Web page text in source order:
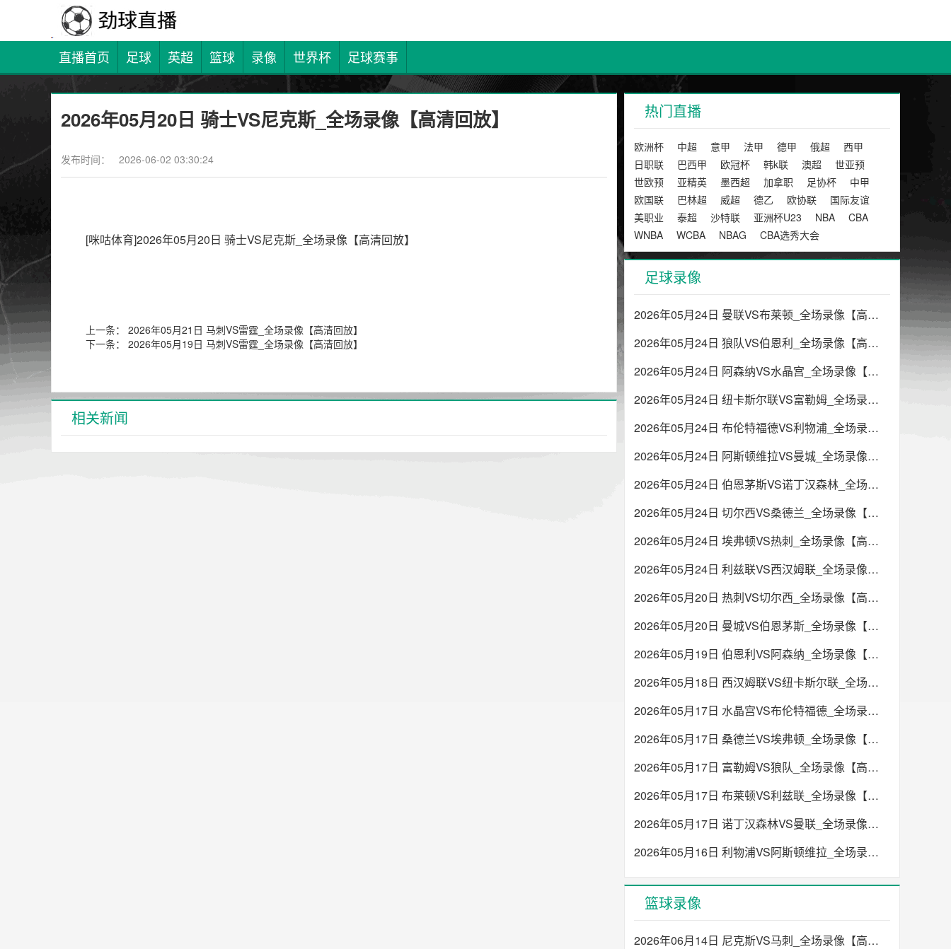
直播首页 足球 英超 篮球 录像 世界杯 足球赛事
2026年05月20日 骑士VS尼克斯_全场录像【高清回放】
发布时间： 2026-06-02 03:30:24
[咪咕体育]2026年05月20日 骑士VS尼克斯_全场录像【高清回放】
上一条：
2026年05月21日 马刺VS雷霆_全场录像【高清回放】
下一条：
2026年05月19日 马刺VS雷霆_全场录像【高清回放】
相关新闻
热门直播
欧洲杯 中超 意甲 法甲 德甲 俄超
西甲
日职联
巴西甲 欧冠杯 韩k联 澳超
世亚预
世欧预
亚精英 墨西超 加拿职 足协杯
中甲
欧国联
巴林超 威超 德乙 欧协联
国际友谊
美职业
泰超 沙特联 亚洲杯U23 NBA
CBA
WNBA
WCBA NBAG CBA选秀大会
足球录像
2026年05月24日 曼联VS布莱顿_全场录像【高清回放】
2026年05月24日 狼队VS伯恩利_全场录像【高清回放】
2026年05月24日 阿森纳VS水晶宫_全场录像【高清回放】
2026年05月24日 纽卡斯尔联VS富勒姆_全场录像【高清回放】
2026年05月24日 布伦特福德VS利物浦_全场录像【高清回放】
2026年05月24日 阿斯顿维拉VS曼城_全场录像【高清回放】
2026年05月24日 伯恩茅斯VS诺丁汉森林_全场录像【高清回放】
2026年05月24日 切尔西VS桑德兰_全场录像【高清回放】
2026年05月24日 埃弗顿VS热刺_全场录像【高清回放】
2026年05月24日 利兹联VS西汉姆联_全场录像【高清回放】
2026年05月20日 热刺VS切尔西_全场录像【高清回放】
2026年05月20日 曼城VS伯恩茅斯_全场录像【高清回放】
2026年05月19日 伯恩利VS阿森纳_全场录像【高清回放】
2026年05月18日 西汉姆联VS纽卡斯尔联_全场录像【高清回放】
2026年05月17日 水晶宫VS布伦特福德_全场录像【高清回放】
2026年05月17日 桑德兰VS埃弗顿_全场录像【高清回放】
2026年05月17日 富勒姆VS狼队_全场录像【高清回放】
2026年05月17日 布莱顿VS利兹联_全场录像【高清回放】
2026年05月17日 诺丁汉森林VS曼联_全场录像【高清回放】
2026年05月16日 利物浦VS阿斯顿维拉_全场录像【高清回放】
篮球录像
2026年06月14日 尼克斯VS马刺_全场录像【高清回放】